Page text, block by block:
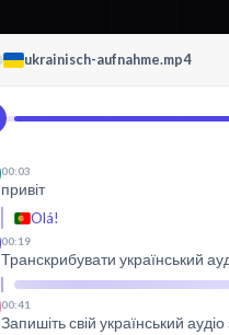
ukrainisch-aufnahme.mp4
00:03
привіт
Olá!
00:19
Транскрибувати український
00:41
Запишіть свій український аудіо